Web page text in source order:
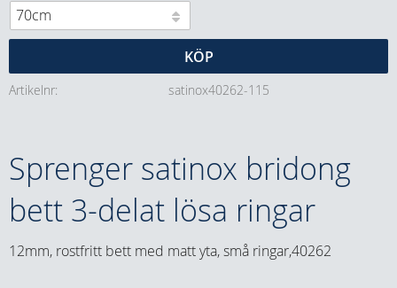
KÖP
Artikelnr satinox40262-115
Sprenger satinox bridong
bett 3-delat lösa ringar
12mm, rostfritt bett med matt yta, små ringar,40262